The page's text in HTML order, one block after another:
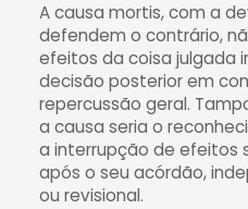
A causa mortis, com a
defendem o contrário,
efeitos da coisa julgada
decisão posterior em
repercussão geral.
a causa seria o
a interrupção de
após o seu acórdão,
ou revisional.